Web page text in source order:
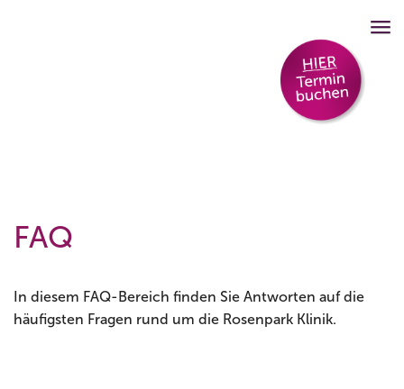
FAQ
In diesem FAQ-Bereich finden Sie Antworten auf die
häufigsten Fragen rund um die Rosenpark Klinik.